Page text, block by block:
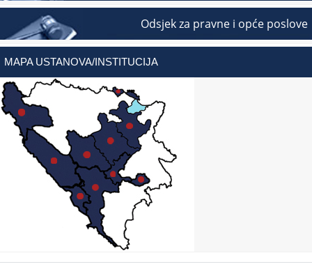
Odsjek za pravne i opće poslove
MAPA USTANOVA/INSTITUCIJA